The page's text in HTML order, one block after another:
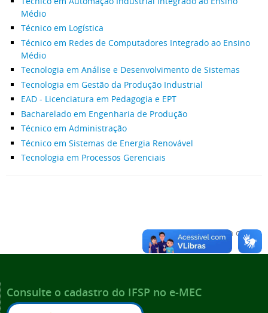
Médio
Técnico em Logística
Técnico em Redes de Computadores Integrado ao Ensino
Médio
Tecnologia em Análise e Desenvolvimento de Sistemas
Tecnologia em Gestão da Produção Industrial
EAD - Licenciatura em Pedagogia e EPT
Bacharelado em Engenharia de Produção
Técnico em Administração
Técnico em Sistemas de Energia Renovável
Tecnologia em Processos Gerenciais
Voltar para o topo
Consulte o cadastro do IFSP no e-MEC